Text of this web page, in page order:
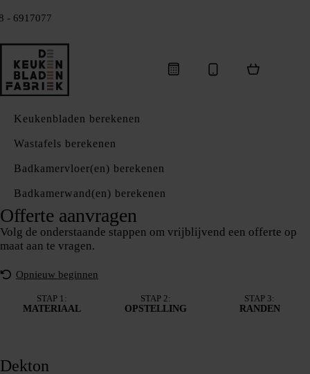
- 6917077
Keukenbladen berekenen
Wastafels berekenen
Badkamervloer(en) berekenen
Badkamerwand(en) berekenen
Offerte aanvragen
Volg de onderstaande stappen om vrijblijvend een offerte op
maat aan te vragen.
Opnieuw beginnen
STAP 1:
MATERIAAL
STAP 2:
OPSTELLING
STAP 3:
RANDEN
Dekton